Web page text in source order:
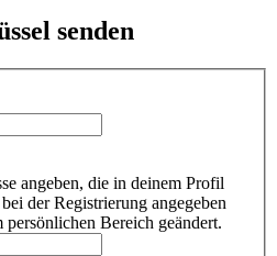
senden
angeben, die in deinem Profil
der Registrierung angegeben
Bereich geändert.